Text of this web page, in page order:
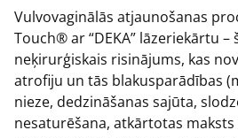
Vulvovaginālās atjaunošanas
Touch® ar “DEKA” lāzeriekārtu
neķirurģiskais risinājums, kas
atrofiju un tās blakusparādības
nieze, dedzināšanas sajūta,
nesaturēšana, atkārtotas